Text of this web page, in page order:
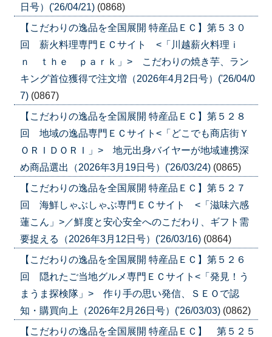
日号）('26/04/21) (0868)
【こだわりの逸品を全国展開 特産品ＥＣ】第５３０
回 薪火料理専門ＥＣサイト <「川越薪火料理ｉ
ｎ ｔｈｅ ｐａｒｋ」> こだわりの焼き芋、ラン
キング首位獲得で注文増（2026年4月2日号）('26/04/0
7) (0867)
【こだわりの逸品を全国展開 特産品ＥＣ】第５２８
回 地域の逸品専門ＥＣサイト<「どこでも商店街Ｙ
ＯＲＩＤＯＲＩ」> 地元出身バイヤーが地域連携深
め商品選出（2026年3月19日号）('26/03/24) (0865)
【こだわりの逸品を全国展開 特産品ＥＣ】第５２７
回 海鮮しゃぶしゃぶ専門ＥＣサイト <「滋味六感
蓮こん」>／鮮度と安心安全へのこだわり、ギフト需
要捉える（2026年3月12日号）('26/03/16) (0864)
【こだわりの逸品を全国展開 特産品ＥＣ】第５２６
回 隠れたご当地グルメ専門ＥＣサイト<「発見！う
まうま探検隊」> 作り手の思い発信、ＳＥＯで認
知・購買向上（2026年2月26日号）('26/03/03) (0862)
【こだわりの逸品を全国展開 特産品ＥＣ】 第５２５